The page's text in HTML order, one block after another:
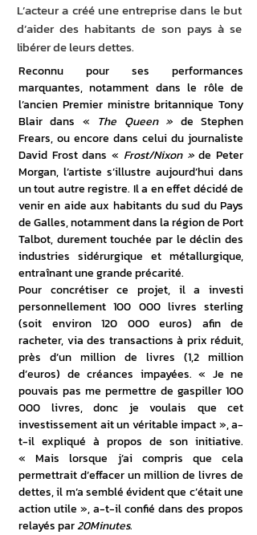
Reconnu pour ses performances
marquantes, notamment dans le rôle de
l’ancien Premier ministre britannique Tony
Blair dans « The Queen » de Stephen
Frears, ou encore dans celui du journaliste
David Frost dans « Frost/Nixon » de Peter
Morgan, l’artiste s’illustre aujourd’hui dans
un tout autre registre. Il a en effet décidé de
venir en aide aux habitants du sud du Pays
de Galles, notamment dans la région de Port
Talbot, durement touchée par le déclin des
industries sidérurgique et métallurgique,
entraînant une grande précarité.
Pour concrétiser ce projet, il a investi
personnellement 100 000 livres sterling
(soit environ 120 000 euros) afin de
racheter, via des transactions à prix réduit,
près d’un million de livres (1,2 million
d’euros) de créances impayées. « Je ne
pouvais pas me permettre de gaspiller 100
000 livres, donc je voulais que cet
investissement ait un véritable impact », a-
t-il expliqué à propos de son initiative.
« Mais lorsque j’ai compris que cela
permettrait d’effacer un million de livres de
dettes, il m’a semblé évident que c’était une
action utile », a-t-il confié dans des propos
relayés par 20Minutes.
L’acteur a créé une entreprise dans le but
d’aider des habitants de son pays à se
libérer de leurs dettes.